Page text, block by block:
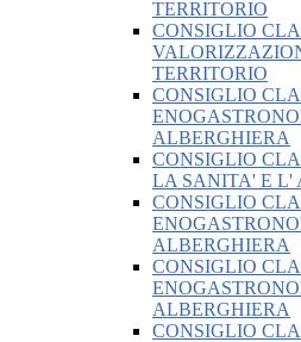
TERRITORIO
CONSIGLIO
TERRITORIO
CONSIGLIO
ALBERGHIERA
CONSIGLIO
LA SANITA' E L'
CONSIGLIO
ALBERGHIERA
CONSIGLIO
ALBERGHIERA
CONSIGLIO